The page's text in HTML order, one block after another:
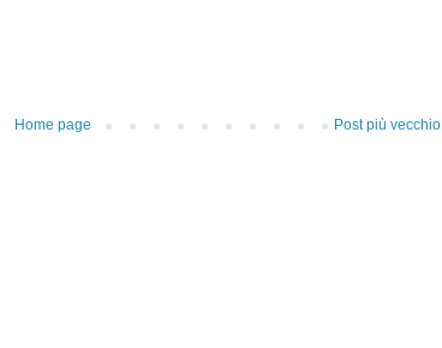
Post più vecchio
Home page